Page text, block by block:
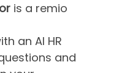
is a remio
an AI HR
and